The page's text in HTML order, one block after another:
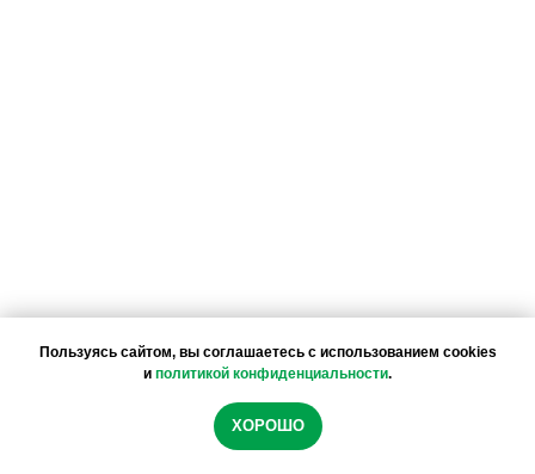
Мы используем файлы cookie, чтобы обеспечить
максимальное удобство использования сайта
Пользуясь сайтом, вы соглашаетесь с использованием cookies
и политикой конфиденциальности.
ХОРОШО